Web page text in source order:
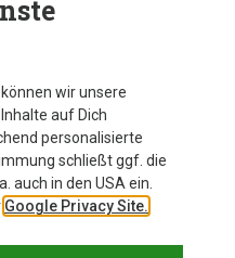
reima
Kinder Parit Socken
€
30|31|32|33
34|35|36|37
38|39|40|41
wir unsere
auf Dich
personalisierte
schließt ggf. die
auch in den USA ein.
Google Privacy Site.